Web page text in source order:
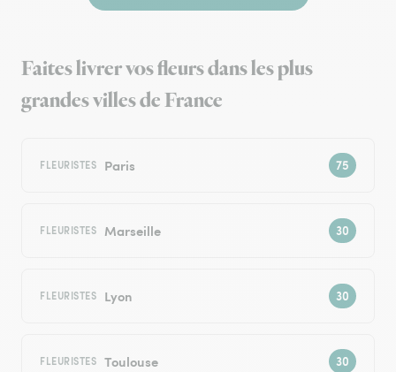
Faites livrer vos fleurs dans les plus
grandes villes de France
FLEURISTES Paris
FLEURISTES Marseille
FLEURISTES Lyon
FLEURISTES Toulouse